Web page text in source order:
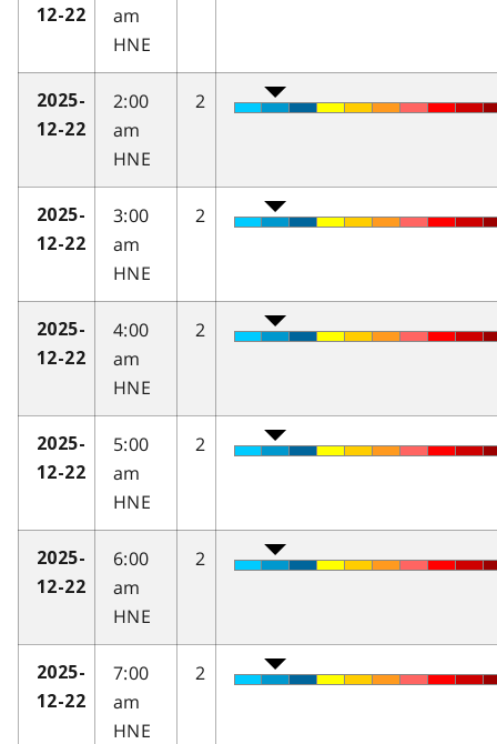
12-22
am
HNE
2025-
12-22
2:00
am
HNE
2
2025-
12-22
3:00
am
HNE
2
2025-
12-22
4:00
am
HNE
2
2025-
12-22
5:00
am
HNE
2
2025-
12-22
6:00
am
HNE
2
2025-
12-22
7:00
am
HNE
2